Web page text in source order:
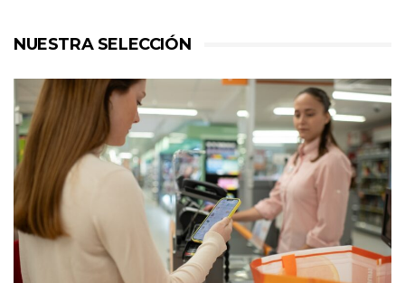
NUESTRA SELECCIÓN